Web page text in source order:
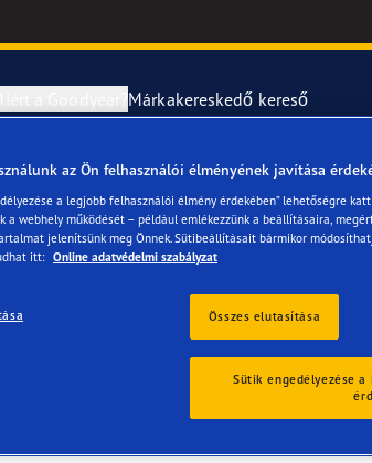
szerelése és cseréje
tudnivalók
RACING
F1 SuperSport
Márkakereskedő kereső
az Ön felhasználói élményének javítása
a legjobb felhasználói élmény érdekében” lehetőségre
a webhely működését – például emlékezzünk a beállításaira,
jelenítsünk meg Önnek. Sütibeállításait bármikor
itt: Online adatvédelmi szabályzat
Összes elutasítása
Sütik engedélyezése